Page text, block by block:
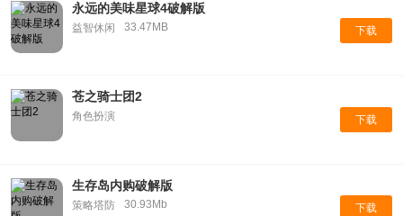
永远的美味星球4破解版
益智休闲 33.47MB 下载
苍之骑士团2
角色扮演 下载
生存岛内购破解版
策略塔防 30.93Mb 下载